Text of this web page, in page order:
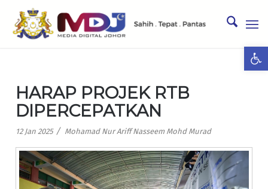
HARAP PROJEK RTB
DIPERCEPATKAN
12 Jan 2025 / Mohamad Nur Ariff Nasseem Mohd Murad